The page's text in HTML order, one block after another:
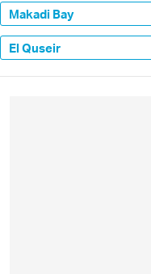
Makadi Bay
El Quseir